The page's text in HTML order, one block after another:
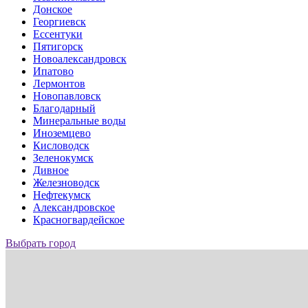
Донское
Георгиевск
Ессентуки
Пятигорск
Новоалександровск
Ипатово
Лермонтов
Новопавловск
Благодарный
Минеральные воды
Иноземцево
Кисловодск
Зеленокумск
Дивное
Железноводск
Нефтекумск
Александровское
Красногвардейское
Выбрать город